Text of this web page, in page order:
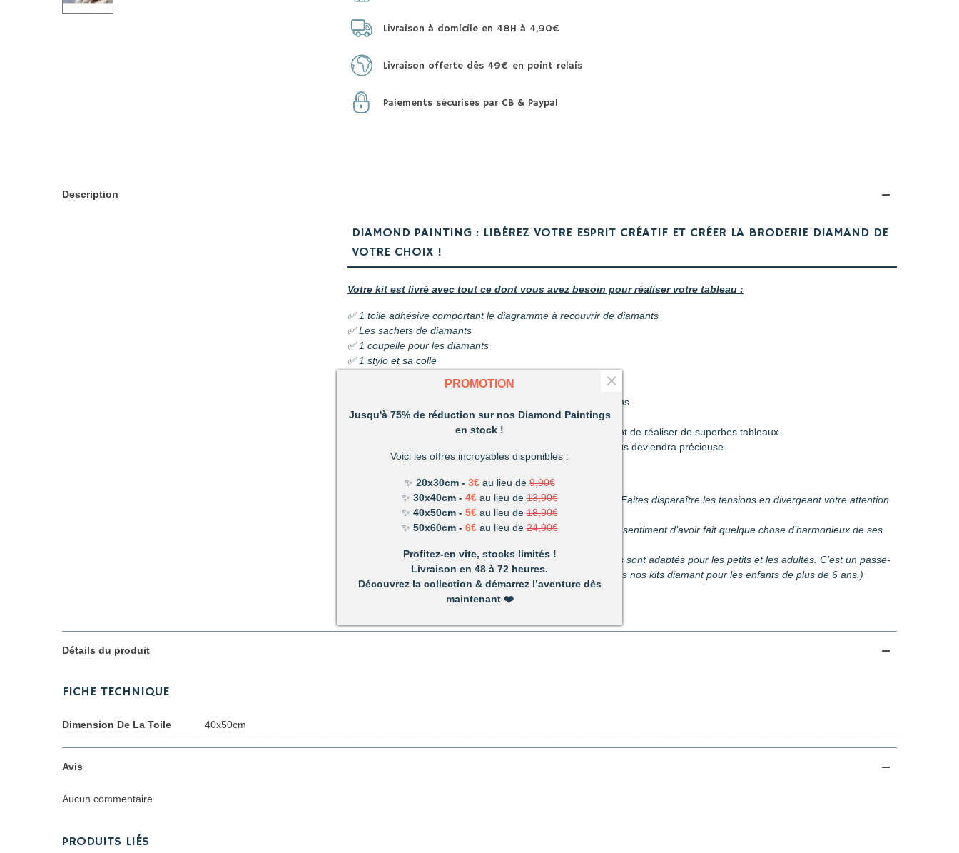
Livraison à domicile en 48H à 4,90€
Livraison offerte dès 49€ en point relais
Paiements sécurisés par CB & Paypal
Description
DIAMOND PAINTING : LIBÉREZ VOTRE ESPRIT CRÉATIF ET CRÉER LA BRODERIE DIAMAND DE
VOTRE CHOIX !
Votre kit est livré avec tout ce dont vous avez besoin pour réaliser votre tableau :
✅ 1 toile adhésive comportant le diagramme à recouvrir de diamants
✅ Les sachets de diamants
✅ 1 coupelle pour les diamants
✅ 1 stylo et sa colle
Découvrez une activité unique à réaliser de ses propres mains.
C’est ludique, amusant et les résultats en valent la peine !
Un mélange de patience et de technique qui vous permettront de réaliser de superbes tableaux.
Très vite vous vous apercevrez combien votre réalisation vous deviendra précieuse.
Détente et relaxation : La vie peut parfois être stressante. Faites disparaître les tensions en divergeant votre attention
du stress du quotidien.
Améliore votre dextérité :rien n’est plus satisfaisant que le sentiment d’avoir fait quelque chose d’harmonieux de ses
Activité pour les enfants et les adultes :facile à utiliser, ils sont adaptés pour les petits et les adultes. C’est un passe-
temps parfait pour s’amuser en famille. (Nous recommandons nos kits diamant pour les enfants de plus de 6 ans.)
Détails du produit
FICHE TECHNIQUE
Dimension De La Toile 40x50cm
Avis
Aucun commentaire
PRODUITS LIÉS
PROMOTION
Jusqu'à 75% de réduction sur nos Diamond Paintings
en stock !
Voici les offres incroyables disponibles :
✨ 20x30cm - 3€au lieu de9,90€
✨ 30x40cm - 4€ au lieu de 13,90€
✨ 40x50cm - 5€ au lieu de18,90€
✨ 50x60cm - 6€ au lieu de 24,90€
Profitez-en vite, stocks limités !
Livraison en 48 à 72 heures.
Découvrez la collection & démarrez l’aventure dès
maintenant❤️
×